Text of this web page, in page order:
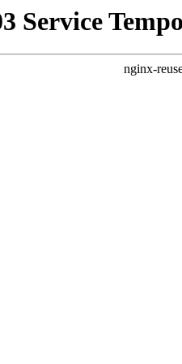
Service
nginx-